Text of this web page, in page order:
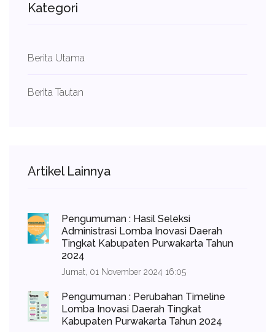
Kategori
Berita Utama
Berita Tautan
Artikel Lainnya
Pengumuman : Hasil Seleksi
Administrasi Lomba Inovasi Daerah
Tingkat Kabupaten Purwakarta Tahun
2024
Jumat, 01 November 2024 16:05
Pengumuman : Perubahan Timeline
Lomba Inovasi Daerah Tingkat
Kabupaten Purwakarta Tahun 2024